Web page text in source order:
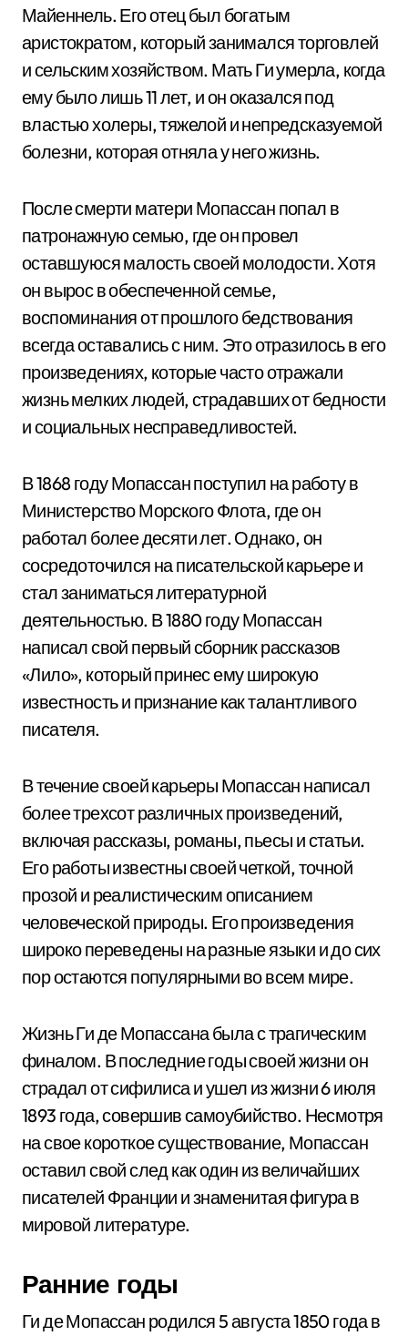
Майеннель. Его отец был богатым
аристократом, который занимался торговлей
и сельским хозяйством. Мать Ги умерла, когда
ему было лишь 11 лет, и он оказался под
властью холеры, тяжелой и непредсказуемой
болезни, которая отняла у него жизнь.
После смерти матери Мопассан попал в
патронажную семью, где он провел
оставшуюся малость своей молодости. Хотя
он вырос в обеспеченной семье,
воспоминания от прошлого бедствования
всегда оставались с ним. Это отразилось в его
произведениях, которые часто отражали
жизнь мелких людей, страдавших от бедности
и социальных несправедливостей.
В 1868 году Мопассан поступил на работу в
Министерство Морского Флота, где он
работал более десяти лет. Однако, он
сосредоточился на писательской карьере и
стал заниматься литературной
деятельностью. В 1880 году Мопассан
написал свой первый сборник рассказов
«Лило», который принес ему широкую
известность и признание как талантливого
писателя.
В течение своей карьеры Мопассан написал
более трехсот различных произведений,
включая рассказы, романы, пьесы и статьи.
Его работы известны своей четкой, точной
прозой и реалистическим описанием
человеческой природы. Его произведения
широко переведены на разные языки и до сих
пор остаются популярными во всем мире.
Жизнь Ги де Мопассана была с трагическим
финалом. В последние годы своей жизни он
страдал от сифилиса и ушел из жизни 6 июля
1893 года, совершив самоубийство. Несмотря
на свое короткое существование, Мопассан
оставил свой след как один из величайших
писателей Франции и знаменитая фигура в
мировой литературе.
Ранние годы
Ги де Мопассан родился 5 августа 1850 года в